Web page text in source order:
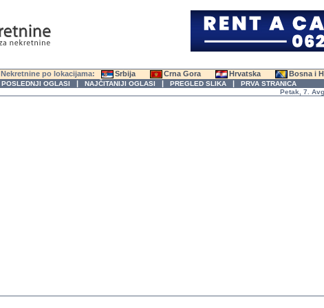
Nekretnine po lokacijama: Srbija Crna Gora Hrvatska Bosna i
POSLEDNJI OGLASI | NAJČITANIJI OGLASI | PREGLED SLIKA | PRVA STRANICA
Petak, 7. Avgust